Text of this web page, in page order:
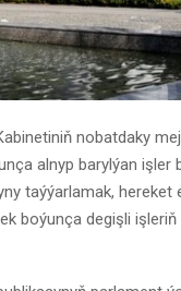
nobatdaky
alnyp barylýan işler
taýýarlamak, hereket
boýunça degişli işleriň